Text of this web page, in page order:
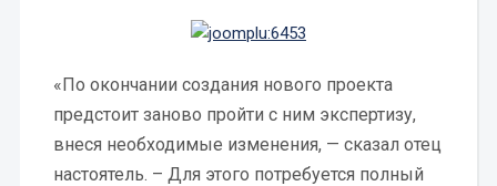
«По окончании создания нового проекта
предстоит заново пройти с ним экспертизу,
внеся необходимые изменения, — сказал отец
настоятель. – Для этого потребуется полный